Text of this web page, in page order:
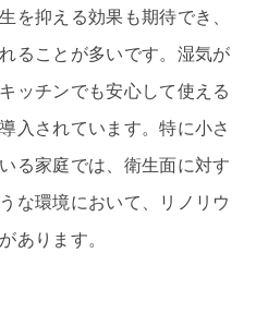
を抑える効果も期待でき、
ることが多いです。湿気が
ッチンでも安心して使える
入されています。特に小さ
る家庭では、衛生面に対す
な環境において、リノリウ
あります。